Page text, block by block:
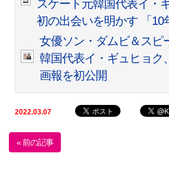
スケート元韓国代表イ・
初の出会いを明かす 「10
女優ソン・ダムビ＆スピ
韓国代表イ・ギュヒョク
画報を初公開
2022.03.07
« 前の記事